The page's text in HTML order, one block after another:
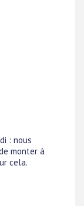
: nous
monter à
cela.